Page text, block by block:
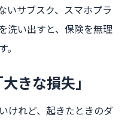
いサブスク、スマホプラ
洗い出すと、保険を無理
きな損失」
けれど、起きたときのダ